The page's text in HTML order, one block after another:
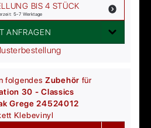
BIS 4 STÜCK
5-7 Werktage
ANFRAGEN
folgendesZubehör für
30 - Classics
Grege 24524012
Klebevinyl